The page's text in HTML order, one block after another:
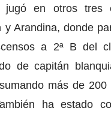
jugó en otros tres
y Arandina, donde
a 2ª B del
de capitán
más de 200
ha estado